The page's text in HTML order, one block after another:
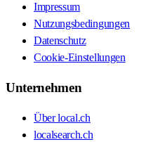
Impressum
Nutzungsbedingungen
Datenschutz
Cookie-Einstellungen
Unternehmen
Über local.ch
localsearch.ch